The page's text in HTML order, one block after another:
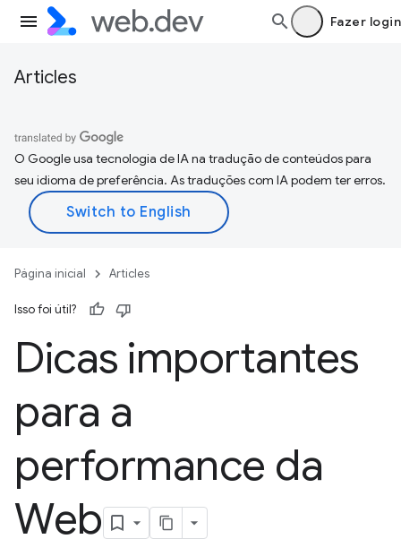
Fazer login
Articles
O Google usa tecnologia de IA na tradução de conteúdos para
seu idioma de preferência. As traduções com IA podem ter erros.
Página inicial Articles
Isso foi útil?
Dicas importantes
para a
performance da
Web